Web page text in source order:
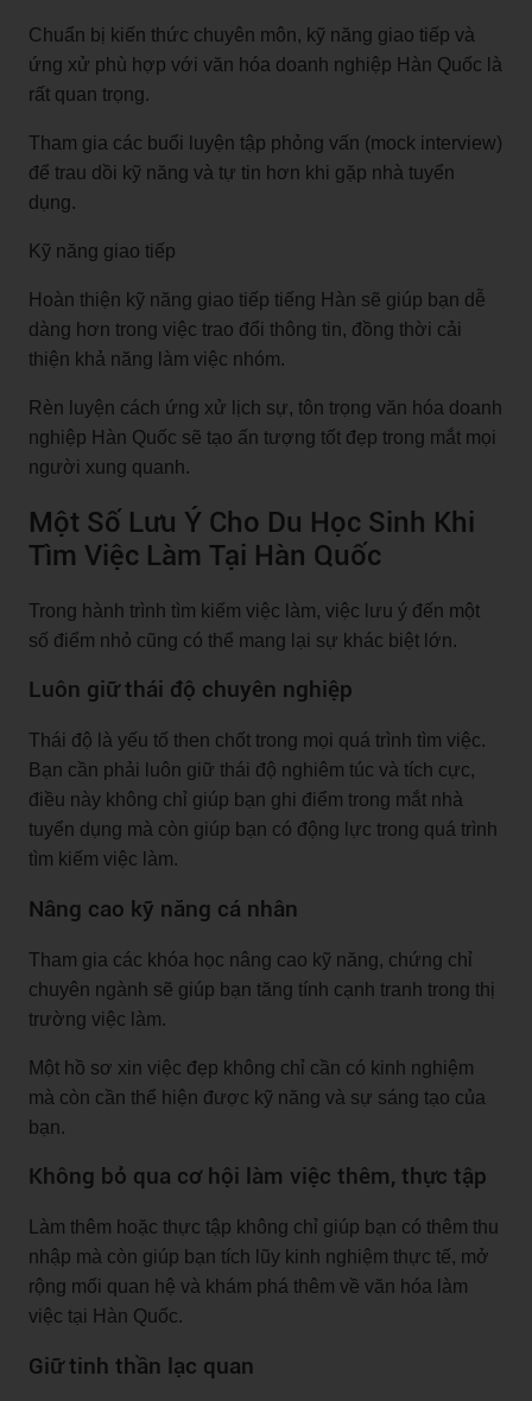
Chuẩn bị kiến thức chuyên môn, kỹ năng giao tiếp và
ứng xử phù hợp với văn hóa doanh nghiệp Hàn Quốc là
rất quan trọng.
Tham gia các buổi luyện tập phỏng vấn (mock interview)
để trau dồi kỹ năng và tự tin hơn khi gặp nhà tuyển
dụng.
Kỹ năng giao tiếp
Hoàn thiện kỹ năng giao tiếp tiếng Hàn sẽ giúp bạn dễ
dàng hơn trong việc trao đổi thông tin, đồng thời cải
thiện khả năng làm việc nhóm.
Rèn luyện cách ứng xử lịch sự, tôn trọng văn hóa doanh
nghiệp Hàn Quốc sẽ tạo ấn tượng tốt đẹp trong mắt mọi
người xung quanh.
Một Số Lưu Ý Cho Du Học Sinh Khi
Tìm Việc Làm Tại Hàn Quốc
Trong hành trình tìm kiếm việc làm, việc lưu ý đến một
số điểm nhỏ cũng có thể mang lại sự khác biệt lớn.
Luôn giữ thái độ chuyên nghiệp
Thái độ là yếu tố then chốt trong mọi quá trình tìm việc.
Bạn cần phải luôn giữ thái độ nghiêm túc và tích cực,
điều này không chỉ giúp bạn ghi điểm trong mắt nhà
tuyển dụng mà còn giúp bạn có động lực trong quá trình
tìm kiếm việc làm.
Nâng cao kỹ năng cá nhân
Tham gia các khóa học nâng cao kỹ năng, chứng chỉ
chuyên ngành sẽ giúp bạn tăng tính cạnh tranh trong thị
trường việc làm.
Một hồ sơ xin việc đẹp không chỉ cần có kinh nghiệm
mà còn cần thể hiện được kỹ năng và sự sáng tạo của
bạn.
Không bỏ qua cơ hội làm việc thêm, thực tập
Làm thêm hoặc thực tập không chỉ giúp bạn có thêm thu
nhập mà còn giúp bạn tích lũy kinh nghiệm thực tế, mở
rộng mối quan hệ và khám phá thêm về văn hóa làm
việc tại Hàn Quốc.
Giữ tinh thần lạc quan